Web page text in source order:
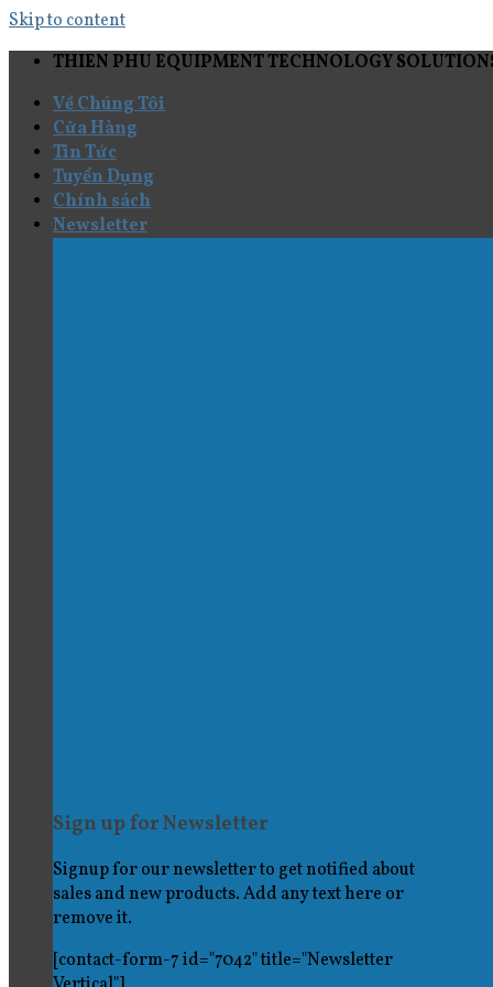
Skip to content
THIEN PHU EQUIPMENT TECHNOLOGY
Về Chúng Tôi
Cửa Hàng
Tin Tức
Tuyển Dụng
Chính sách
Newsletter
Sign up for Newsletter
Signup for our newsletter to get notified about
sales and new products. Add any text here or
remove it.
[contact-form-7 id="7042" title="Newsletter